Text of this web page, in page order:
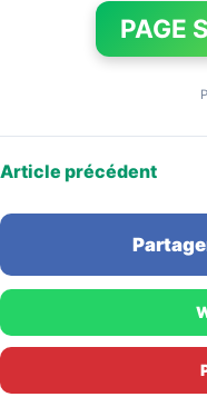
PAGE
Article précédent